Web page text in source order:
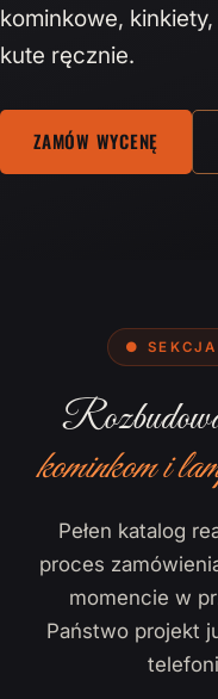
kominkowe,
kute ręcznie.
ZAMÓW WYCENĘ
● SEKCJA
kominkom i
Pełen katalog
proces
momencie w
Państwo projekt